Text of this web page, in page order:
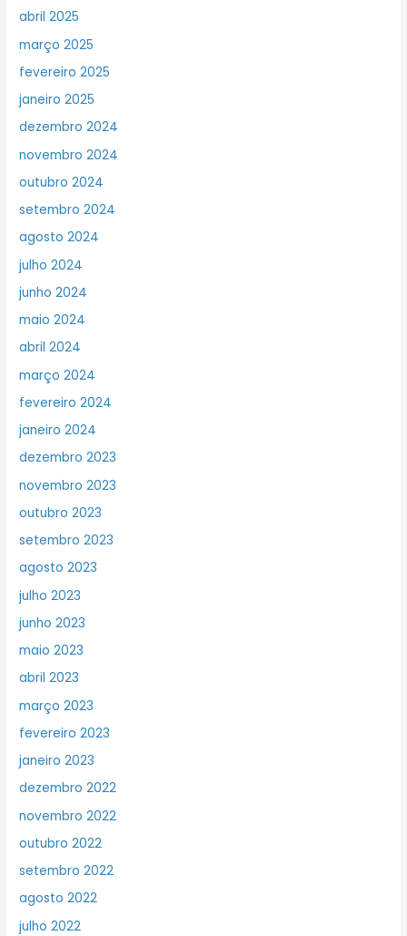
abril 2025
março 2025
fevereiro 2025
janeiro 2025
dezembro 2024
novembro 2024
outubro 2024
setembro 2024
agosto 2024
julho 2024
junho 2024
maio 2024
abril 2024
março 2024
fevereiro 2024
janeiro 2024
dezembro 2023
novembro 2023
outubro 2023
setembro 2023
agosto 2023
julho 2023
junho 2023
maio 2023
abril 2023
março 2023
fevereiro 2023
janeiro 2023
dezembro 2022
novembro 2022
outubro 2022
setembro 2022
agosto 2022
julho 2022